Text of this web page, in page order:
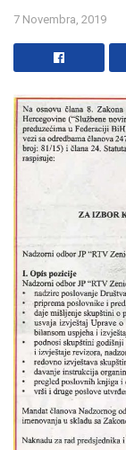
7 Novembra, 2019